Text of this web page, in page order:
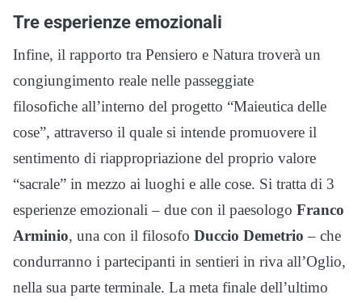
Tre esperienze emozionali
Infine, il rapporto tra Pensiero e Natura troverà un
congiungimento reale nelle passeggiate
filosofiche all’interno del progetto “Maieutica delle
cose”, attraverso il quale si intende promuovere il
sentimento di riappropriazione del proprio valore
“sacrale” in mezzo ai luoghi e alle cose. Si tratta di 3
esperienze emozionali – due con il paesologo Franco
Arminio, una con il filosofo Duccio Demetrio – che
condurranno i partecipanti in sentieri in riva all’Oglio,
nella sua parte terminale. La meta finale dell’ultimo